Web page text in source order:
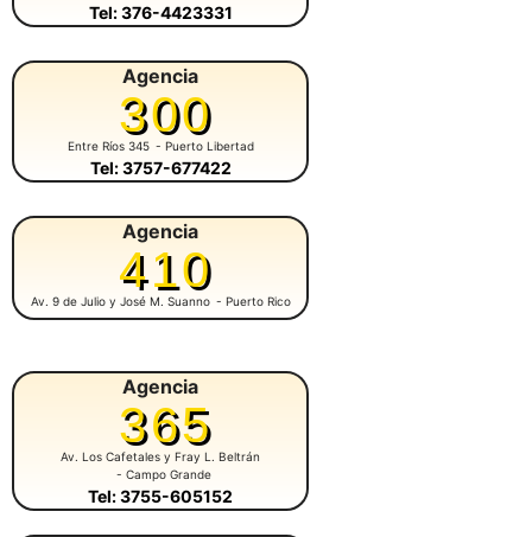
Tel: 376-4423331
Agencia
300
Entre Ríos 345 - Puerto Libertad
Tel: 3757-677422
Agencia
410
Av. 9 de Julio y José M. Suanno - Puerto Rico
Agencia
365
Av. Los Cafetales y Fray L. Beltrán
- Campo Grande
Tel: 3755-605152